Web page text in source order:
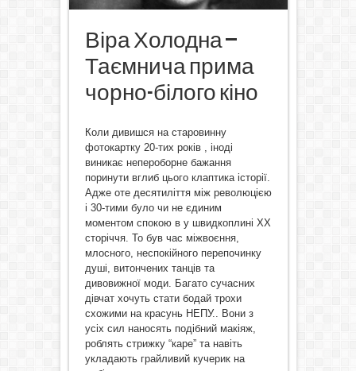
Віра Холодна –
Таємнича прима
чорно-білого кіно
Коли дивишся на старовинну
фотокартку 20-тих років , іноді
виникає непероборне бажання
поринути вглиб цього клаптика історії.
Адже оте десятиліття між революцією
і 30-тими було чи не єдиним
моментом спокою в у швидкоплині ХХ
сторіччя. То був час міжвоєння,
млосного, неспокійного перепочинку
душі, витончених танців та
дивовижної моди. Багато сучасних
дівчат хочуть стати бодай трохи
схожими на красунь НЕПУ.. Вони з
усіх сил наносять подібний макіяж,
роблять стрижку “каре” та навіть
укладають грайливий кучерик на